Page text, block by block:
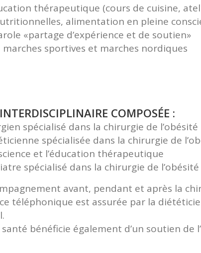
thérapeutique (cours de cuisine,
alimentation en pleine
«partage d’expérience et de soutien»
marches sportives et marches nordiques
COMPOSÉE :
spécialisé dans la chirurgie de l’obésité
spécialisée dans la chirurgie de
et l’éducation thérapeutique
spécialisé dans la chirurgie de l’obésité
avant, pendant et après la
téléphonique est assurée par la
bénéficie également d’un soutien de